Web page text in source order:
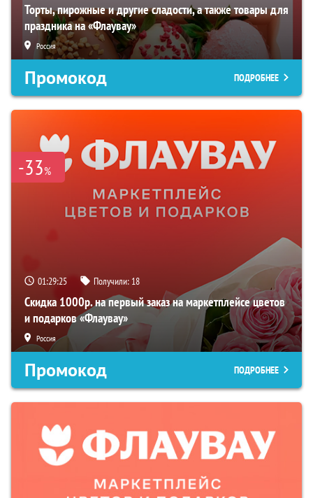
Торты, пирожные и другие сладости, а также товары для
праздника на «Флаувау»
Россия
Промокод ПОДРОБНЕЕ
-33%
01:29:24 Получили: 18
Скидка 1000р. на первый заказ на маркетплейсе цветов
и подарков «Флаувау»
Россия
Промокод ПОДРОБНЕЕ